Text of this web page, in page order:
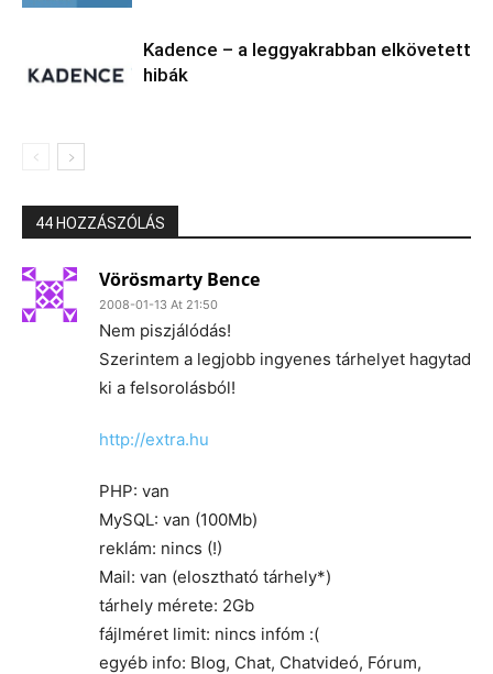
Kadence – a leggyakrabban elkövetett
hibák
44 HOZZÁSZÓLÁS
Vörösmarty Bence
2008-01-13 At 21:50
Nem piszjálódás!
Szerintem a legjobb ingyenes tárhelyet hagytad
ki a felsorolásból!
http://extra.hu
PHP: van
MySQL: van (100Mb)
reklám: nincs (!)
Mail: van (elosztható tárhely*)
tárhely mérete: 2Gb
fájlméret limit: nincs infóm :(
egyéb info: Blog, Chat, Chatvideó, Fórum,